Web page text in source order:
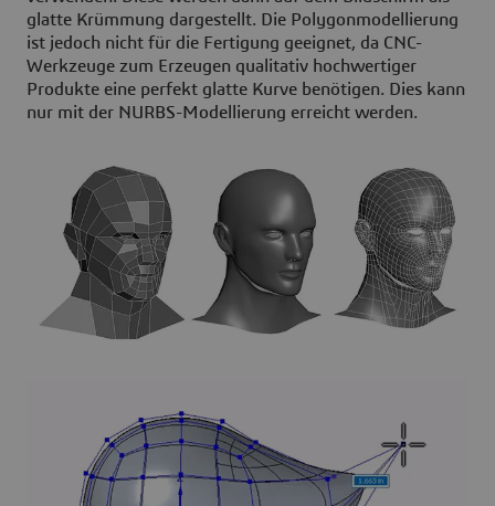
glatte Krümmung dargestellt. Die Polygonmodellierung
ist jedoch nicht für die Fertigung geeignet, da CNC-
Werkzeuge zum Erzeugen qualitativ hochwertiger
Produkte eine perfekt glatte Kurve benötigen. Dies kann
nur mit der NURBS-Modellierung erreicht werden.